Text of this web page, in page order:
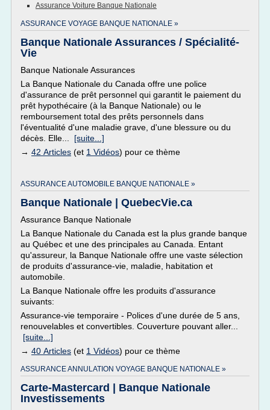
Assurance Voiture Banque Nationale
ASSURANCE VOYAGE BANQUE NATIONALE »
Banque Nationale Assurances / Spécialité-
Vie
Banque Nationale Assurances
La Banque Nationale du Canada offre une police
d'assurance de prêt personnel qui garantit le paiement du
prêt hypothécaire (à la Banque Nationale) ou le
remboursement total des prêts personnels dans
l'éventualité d'une maladie grave, d'une blessure ou du
décès. Elle... [suite...]
→ 42 Articles (et 1 Vidéos) pour ce thème
ASSURANCE AUTOMOBILE BANQUE NATIONALE »
Banque Nationale | QuebecVie.ca
Assurance Banque Nationale
La Banque Nationale du Canada est la plus grande banque
au Québec et une des principales au Canada. Entant
qu'assureur, la Banque Nationale offre une vaste sélection
de produits d'assurance-vie, maladie, habitation et
automobile.
La Banque Nationale offre les produits d'assurance
suivants:
Assurance-vie temporaire - Polices d'une durée de 5 ans,
renouvelables et convertibles. Couverture pouvant aller...
[suite...]
→ 40 Articles (et 1 Vidéos) pour ce thème
ASSURANCE ANNULATION VOYAGE BANQUE NATIONALE »
Carte-Mastercard | Banque Nationale
Investissements